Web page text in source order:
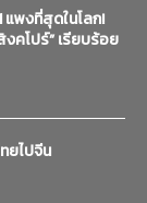
แพงที่สุดในโลก!
คโปร์” เรียบร้อย
ยไปจีน